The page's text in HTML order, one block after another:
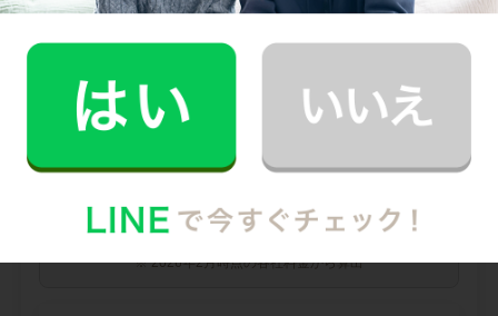
--円
中堅CH社
--
※ 2026年2月時点の各社料金から算出